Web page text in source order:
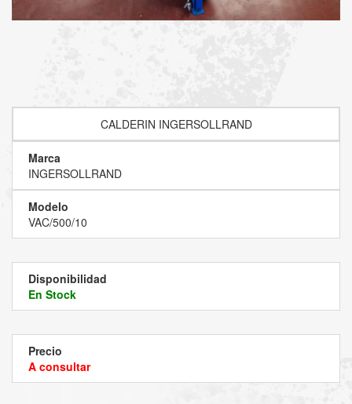
CALDERIN INGERSOLLRAND
Marca
INGERSOLLRAND
Modelo
VAC/500/10
Disponibilidad
En Stock
Precio
A consultar